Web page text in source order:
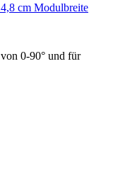
cm Modulbreite
0-90° und für